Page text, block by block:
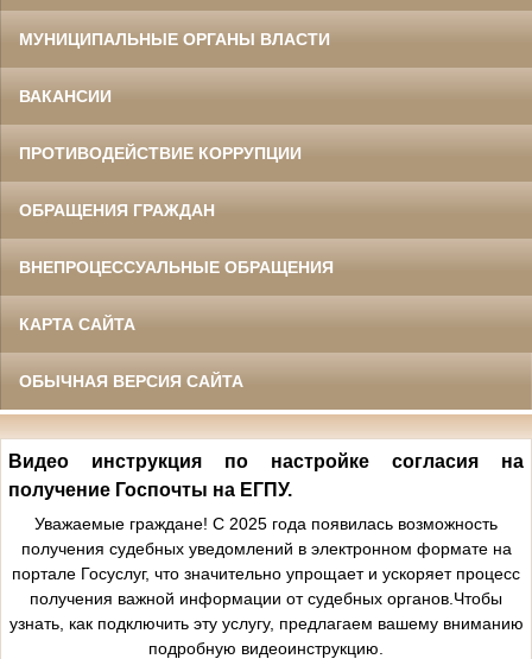
МУНИЦИПАЛЬНЫЕ ОРГАНЫ ВЛАСТИ
ВАКАНСИИ
ПРОТИВОДЕЙСТВИЕ КОРРУПЦИИ
ОБРАЩЕНИЯ ГРАЖДАН
ВНЕПРОЦЕССУАЛЬНЫЕ ОБРАЩЕНИЯ
КАРТА САЙТА
ОБЫЧНАЯ ВЕРСИЯ САЙТА
Видео инструкция по настройке согласия на
получение Госпочты на ЕГПУ.
Уважаемые граждане! С 2025 года появилась возможность
получения судебных уведомлений в электронном формате на
портале Госуслуг, что значительно упрощает и ускоряет процесс
получения важной информации от судебных органов.Чтобы
узнать, как подключить эту услугу, предлагаем вашему вниманию
подробную видеоинструкцию.